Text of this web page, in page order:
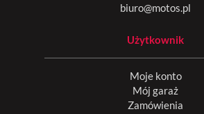
biuro@motos.pl
Użytkownik
Moje konto
Mój garaż
Zamówienia